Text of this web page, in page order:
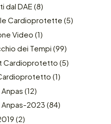
dal DAE (8)
Cardioprotette (5)
Video (1)
dei Tempi (99)
Cardioprotetto (5)
(1)
(12)
Anpas-2023 (84)
(2)